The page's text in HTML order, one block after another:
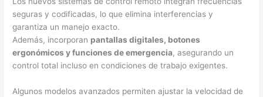
seguras y codificadas, lo que elimina interferencias y
garantiza un manejo exacto.
Además, incorporan pantallas digitales, botones
ergonómicos y funciones de emergencia, asegurando un
control total incluso en condiciones de trabajo exigentes.
Algunos modelos avanzados permiten ajustar la velocidad de